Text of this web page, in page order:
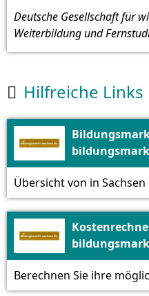
Deutsche Gesellschaft für
Weiterbildung und
 Hilfreiche Links
Übersicht von in
Berechnen Sie ihre